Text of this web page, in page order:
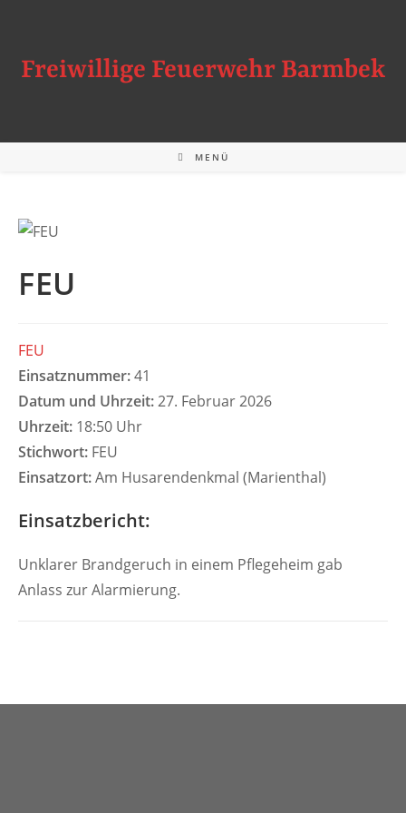
springen
Freiwillige Feuerwehr Barmbek
MENÜ
FEU
FEU
Einsatznummer:41
Datum und Uhrzeit:27. Februar 2026
Uhrzeit: 18:50 Uhr
Stichwort: FEU
Einsatzort:Am Husarendenkmal (Marienthal)
Einsatzbericht:
Unklarer Brandgeruch in einem Pflegeheim gab
Anlass zur Alarmierung.